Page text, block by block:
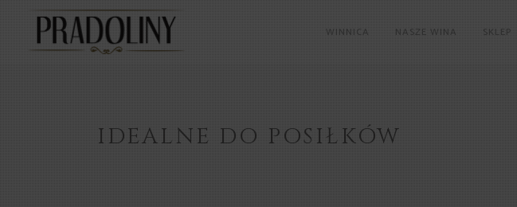
WINNICA NASZE WINA SKLEP
IDEALNE DO POSIŁKÓW